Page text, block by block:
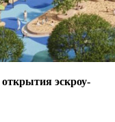
эскроу-